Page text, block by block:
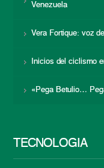
Venezuela
Vera Fortique: voz
Inicios del ciclismo
«Pega Betulio…
TECNOLOGÍA